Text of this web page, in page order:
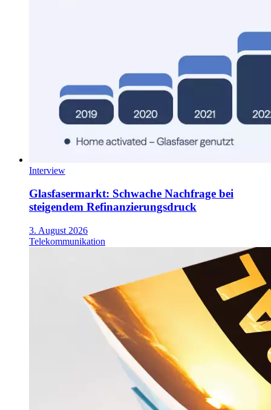
Interview
Glasfasermarkt: Schwache Nachfrage bei
steigendem Refinanzierungsdruck
3. August 2026
Telekommunikation